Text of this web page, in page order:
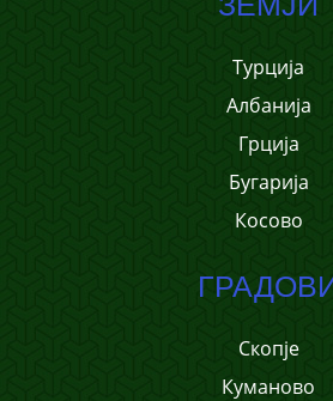
Турција
Албанија
Грција
Бугарија
Косово
Скопје
Куманово